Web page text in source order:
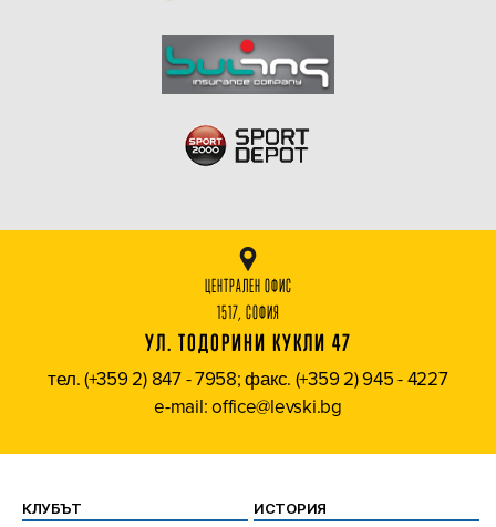
ЦЕНТРАЛЕН ОФИС
1517, СОФИЯ
УЛ. ТОДОРИНИ КУКЛИ 47
тел. (+359 2) 847 - 7958; факс. (+359 2) 945 - 4227
e-mail: office@levski.bg
КЛУБЪТ ИСТОРИЯ